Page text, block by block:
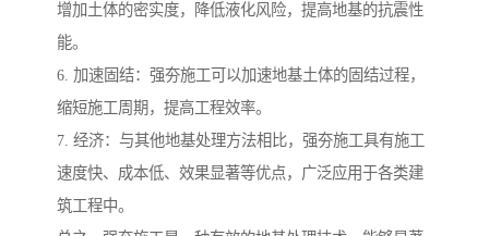
增加土体的密实度，降低液化风险，提高地基的抗震性
能。
6. 加速固结：强夯施工可以加速地基土体的固结过程，
缩短施工周期，提高工程效率。
7. 经济：与其他地基处理方法相比，强夯施工具有施工
速度快、成本低、效果显著等优点，广泛应用于各类建
筑工程中。